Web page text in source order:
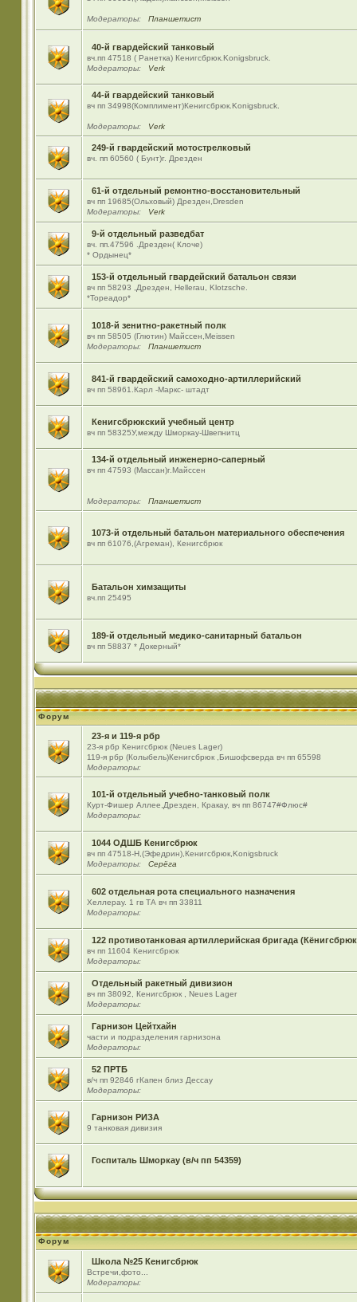
Модераторы: Планшетист
40-й гвардейский танковый
вч.пп 47518 ( Ранетка) Кенигсбрюк.Konigsbruck.
Модераторы:
Verk
44-й гвардейский танковый
вч пп 34998(Комплимент)Кенигсбрюк.Konigsbruck.
Модераторы: Verk
249-й гвардейский мотострелковый
вч. пп 60560 ( Бунт)г. Дрезден
61-й отдельный ремонтно-восстановительный
вч пп 19685(Ольховый) Дрезден,Dresden
Модераторы:
Verk
9-й отдельный разведбат
вч. пп.47596 .Дрезден( Клоче)
* Ордынец*
153-й отдельный гвардейский батальон связи
вч пп 58293 ,Дрезден, Hellerau, Klotzsche.
*Тореадор*
1018-й зенитно-ракетный полк
вч пп 58505 (Глютин) Майсcен,Meissen
Модераторы:
Планшетист
841-й гвардейский самоходно-артиллерийский
вч пп 58961.Карл -Маркс- штадт
Кенигсбрюкский учебный центр
вч пп 58325У,между Шморкау-Швепнитц
134-й отдельный инженерно-саперный
вч пп 47593 (Массан)г.Майссен
Модераторы: Планшетист
1073-й отдельный батальон материального обеспечения
вч пп 61076,(Агреман), Кенигсбрюк
Батальон химзащиты
вч.пп 25495
189-й отдельный медико-санитарный батальон
вч пп 58837 * Докерный*
Форум
23-я и 119-я рбр
23-я рбр Кенигсбрюк (Neues Lager)
119-я рбр (Колыбель)Кенигсбрюк ,Бишофсверда вч пп 65598
Модераторы:
101-й отдельный учебно-танковый полк
Курт-Фишер Аллее,Дрезден, Кракау, вч пп 86747#Флюс#
Модераторы:
1044 ОДШБ Кенигсбрюк
вч пп 47518-Н,(Эфедрин),Кенигсбрюк,Konigsbruck
Модераторы:
Серёга
602 отдельная рота специального назначения
Хеллерау. 1 гв ТА вч пп 33811
Модераторы:
122 противотанковая артиллерийская бригада
вч пп 11604 Кенигсбрюк
Модераторы:
Отдельный ракетный дивизион
вч пп 38092, Кенигсбрюк , Neues Lager
Модераторы:
Гарнизон Цейтхайн
части и подразделения гарнизона
Модераторы:
52 ПРТБ
в/ч пп 92846 гКапен близ Дессау
Модераторы:
Гарнизон РИЗА
9 танковая дивизия
Госпиталь Шморкау (в/ч пп 54359)
Форум
Школа №25 Кенигсбрюк
Встречи,фото...
Модераторы: